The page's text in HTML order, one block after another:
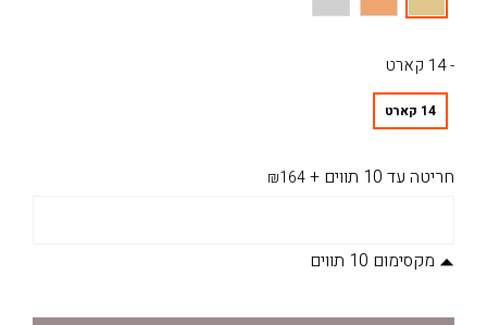
- 14 קארט
14 קארט
חריטה עד 10 תווים +
₪164
מקסימום 10 תווים